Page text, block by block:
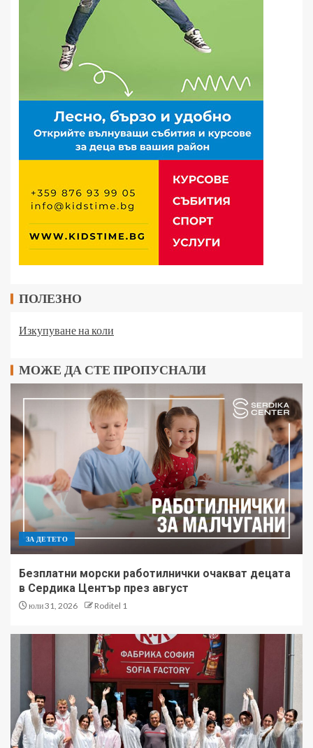
ПОЛЕЗНО
Изкупуване на коли
МОЖЕ ДА СТЕ ПРОПУСНАЛИ
ЗА ДЕТЕТО
Безплатни морски работилнички очакват децата
в Сердика Център през август
юли 31, 2026 Roditel 1